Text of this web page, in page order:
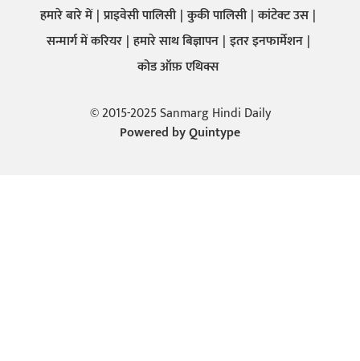
हमारे बारे में प्राइवेसी पालिसी कुकी पालिसी कांटेक्ट उस
सन्मार्ग में करियर हमारे साथ बिज्ञापन इतर इनफार्मेशन
कोड ऑफ़ एथिक्स
© 2015-2025 Sanmarg Hindi Daily
Powered byQuintype